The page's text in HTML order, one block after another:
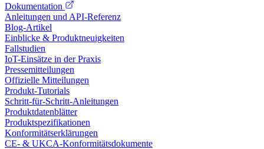
Dokumentation
Anleitungen und API-Referenz
Blog-Artikel
Einblicke & Produktneuigkeiten
Fallstudien
IoT-Einsätze in der Praxis
Pressemitteilungen
Offizielle Mitteilungen
Produkt-Tutorials
Schritt-für-Schritt-Anleitungen
Produktdatenblätter
Produktspezifikationen
Konformitätserklärungen
CE- & UKCA-Konformitätsdokumente